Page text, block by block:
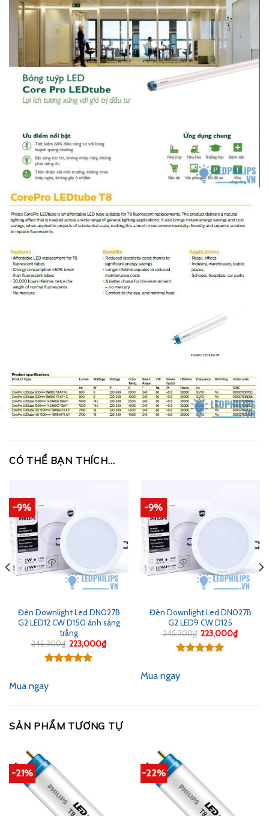
CÓ THỂ BẠN THÍCH…
-9%
Đèn Downlight Led DN027B
G2 LED12 CW D150 ánh sáng
trắng
245,300₫ Giá
gốc
là:
223,000₫Giá
hiện
223,000₫.
5 sao
Mua ngay
-9%
Đèn Downlight Led DN027B
G2 LED9 CW D125
245,300₫ Giá
gốc
là:
223,000₫Giá
hiện
5 sao
Mua ngay
SẢN PHẨM TƯƠNG TỰ
-21% -22%